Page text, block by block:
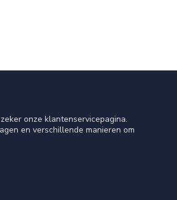
onze klantenservicepagina.
en verschillende manieren om